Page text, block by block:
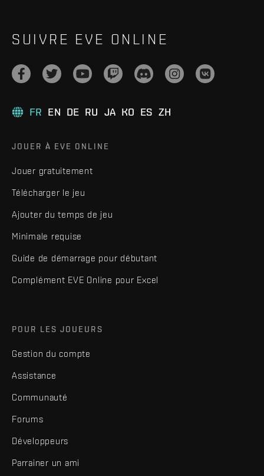
SUIVRE EVE ONLINE
FR EN DE RU JA KO ES ZH
JOUER À EVE ONLINE
Jouer gratuitement
Télécharger le jeu
Ajouter du temps de jeu
Minimale requise
Guide de démarrage pour débutant
Complément EVE Online pour Excel
POUR LES JOUEURS
Gestion du compte
Assistance
Communauté
Forums
Développeurs
Parrainer un ami